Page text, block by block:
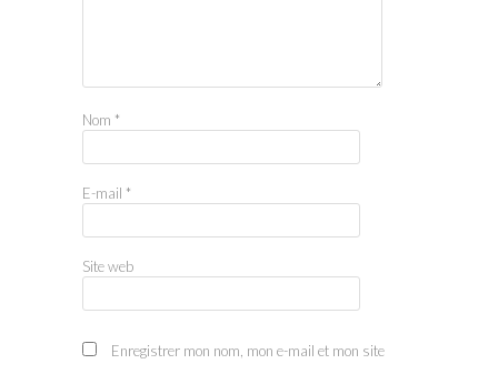
Nom *
E-mail *
Site web
Enregistrer mon nom, mon e-mail et mon site